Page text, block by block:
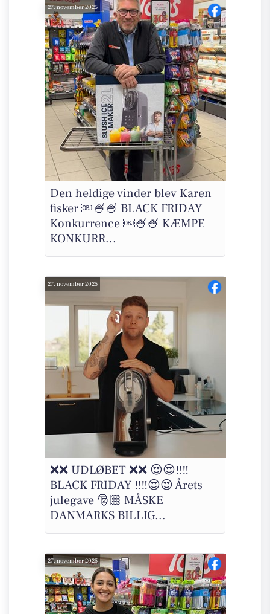
27. november 2025
Den heldige vinder blev Karen
fisker ￼🍧🍧 BLACK FRIDAY
Konkurrence ￼🍧🍧 KÆMPE
KONKURR...
27. november 2025
❌❌ UDLØBET ❌❌ 😍😍‼️‼️
BLACK FRIDAY ‼️‼️😍😍 Årets
julegave 🎅🏼 MÅSKE
DANMARKS BILLIG...
27. november 2025